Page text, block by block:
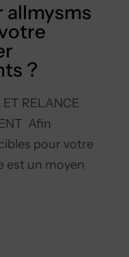
?
ET RELANCE
Afin
pour votre
est un moyen